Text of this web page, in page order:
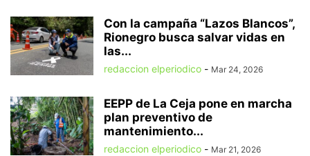
Con la campaña “Lazos Blancos”,
Rionegro busca salvar vidas en
las...
redaccion elperiodico - Mar 24, 2026
EEPP de La Ceja pone en marcha
plan preventivo de
mantenimiento...
redaccion elperiodico - Mar 21, 2026